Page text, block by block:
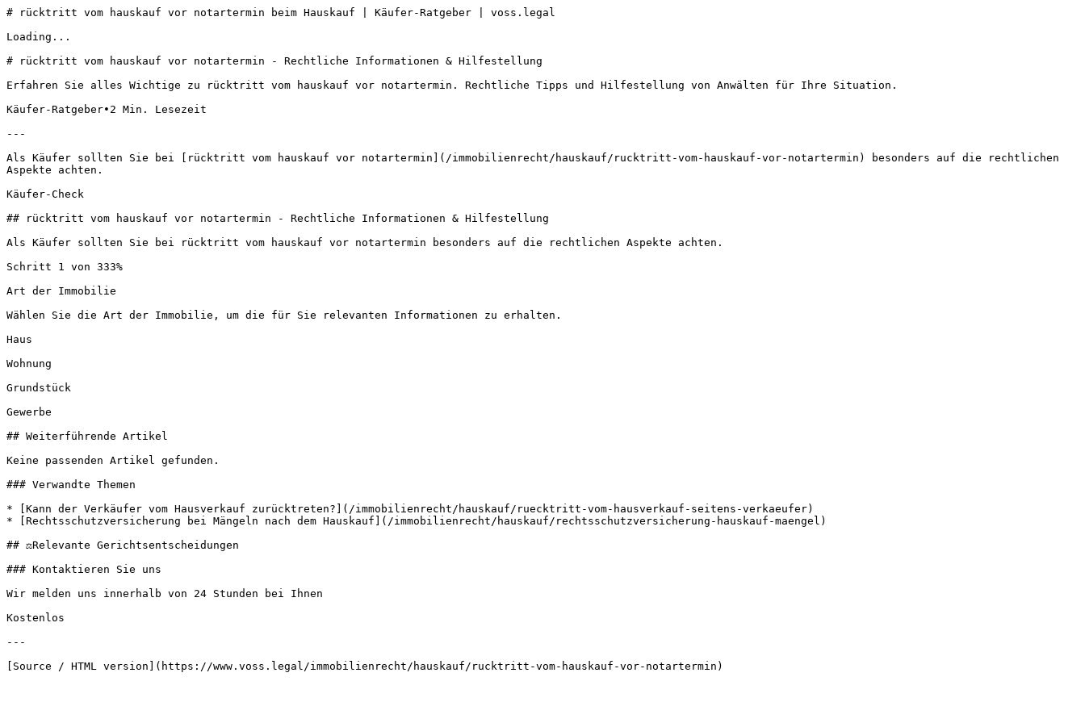
# rücktritt vom hauskauf vor notartermin beim Hauskauf | Käufer-Ratgeber | voss.legal
Loading...
# rücktritt vom hauskauf vor notartermin - Rechtliche Informationen & Hilfestellung
Erfahren Sie alles Wichtige zu rücktritt vom hauskauf vor notartermin. Rechtliche Tipps und Hilfestellung von Anwälten für Ihre Situation.
Käufer-Ratgeber•2 Min. Lesezeit
---
Als Käufer sollten Sie bei [rücktritt vom hauskauf vor notartermin](/immobilienrecht/hauskauf/rucktritt-vom-hauskauf-vor-notartermin) besonders auf die rechtlichen
Aspekte achten.
Käufer-Check
## rücktritt vom hauskauf vor notartermin - Rechtliche Informationen & Hilfestellung
Als Käufer sollten Sie bei rücktritt vom hauskauf vor notartermin besonders auf die rechtlichen Aspekte achten.
Schritt 1 von 333%
Art der Immobilie
Wählen Sie die Art der Immobilie, um die für Sie relevanten Informationen zu erhalten.
Haus
Wohnung
Grundstück
Gewerbe
## Weiterführende Artikel
Keine passenden Artikel gefunden.
### Verwandte Themen
* [Kann der Verkäufer vom Hausverkauf zurücktreten?](/immobilienrecht/hauskauf/ruecktritt-vom-hausverkauf-seitens-verkaeufer)
* [Rechtsschutzversicherung bei Mängeln nach dem Hauskauf](/immobilienrecht/hauskauf/rechtsschutzversicherung-hauskauf-maengel)
## ⚖️Relevante Gerichtsentscheidungen
### Kontaktieren Sie uns
Wir melden uns innerhalb von 24 Stunden bei Ihnen
Kostenlos
---